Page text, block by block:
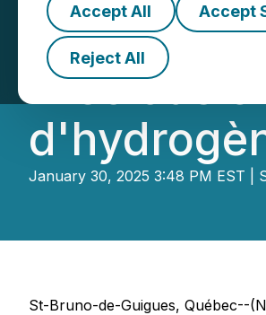
Accept All Accept
Reject All
QIMC
Precious
January 30, 2025 3:48 PM EST |
St-Bruno-de-Guigues, Québec--